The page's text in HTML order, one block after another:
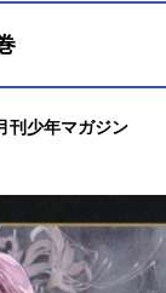
され、完結しました
情報をご紹介してい
巻あらすじ ]「その
『星野アクア』だっ
『星に夢に』クラ
刊少年マガジン